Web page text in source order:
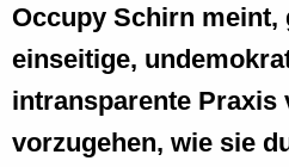
Occupy Schirn meint,
einseitige,
intransparente Praxis
vorzugehen, wie sie